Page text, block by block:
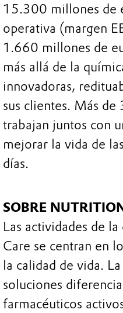
15.300 millones de
operativa (margen
1.660 millones de
más allá de la
innovadoras,
sus clientes. Más
trabajan juntos con
mejorar la vida de
días.
SOBRE
Las actividades de
Care se centran en
la calidad de vida.
soluciones
farmacéuticos